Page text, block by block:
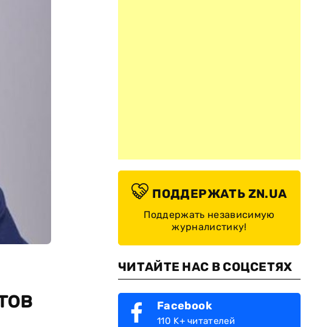
ПОДДЕРЖАТЬ ZN.UA
Поддержать независимую
журналистику!
ЧИТАЙТЕ НАС В СОЦСЕТЯХ
Facebook
110 K+ читателей